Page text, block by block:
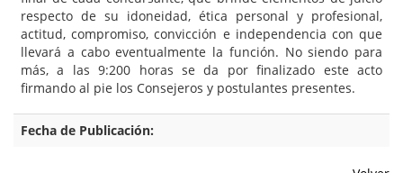
respecto de su idoneidad, ética personal y profesional,
actitud, compromiso, convicción e independencia con que
llevará a cabo eventualmente la función. No siendo para
más, a las 9:200 horas se da por finalizado este acto
firmando al pie los Consejeros y postulantes presentes.
Fecha de Publicación: